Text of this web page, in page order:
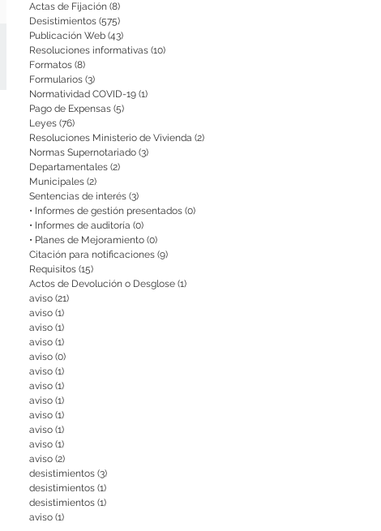
Actas de Fijación (8)
Desistimientos (575)
Publicación Web (43)
Resoluciones informativas (10)
Formatos (8)
Formularios (3)
Normatividad COVID-19 (1)
Pago de Expensas (5)
Leyes (76)
Resoluciones Ministerio de Vivienda (2)
Normas Supernotariado (3)
Departamentales (2)
Municipales (2)
Sentencias de interés (3)
• Informes de gestión presentados (0)
• Informes de auditoría (0)
• Planes de Mejoramiento (0)
Citación para notificaciones (9)
Requisitos (15)
Actos de Devolución o Desglose (1)
aviso (21)
aviso (1)
aviso (1)
aviso (1)
aviso (0)
aviso (1)
aviso (1)
aviso (1)
aviso (1)
aviso (1)
aviso (1)
aviso (2)
desistimientos (3)
desistimientos (1)
desistimientos (1)
aviso (1)